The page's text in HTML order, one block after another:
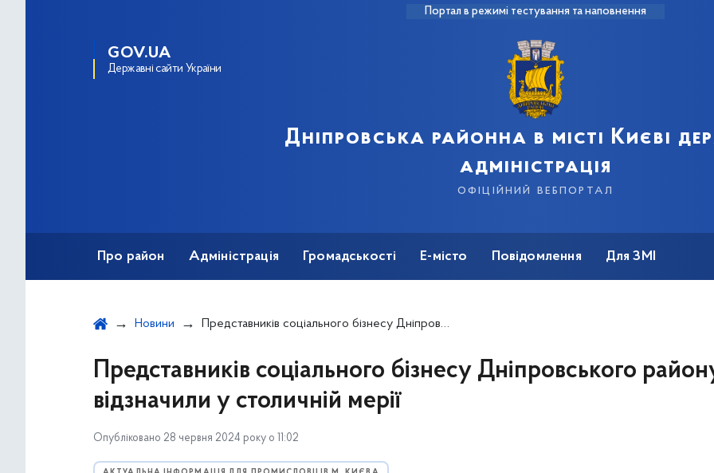
Портал в режимі тестування та наповнення
GOV.UA
Державні сайти України
Дніпровська районна в місті Києві
адміністрація
офіційний вебпортал
Про район Адміністрація Громадськості Е-місто Повідомлення Для ЗМІ
Новини Представників соціального бізнесу Дніпровського району відзначили у столичній мерії
Представників соціального бізнесу Дніпровського
відзначили у столичній мерії
Опубліковано 28 червня 2024 року о 11:02